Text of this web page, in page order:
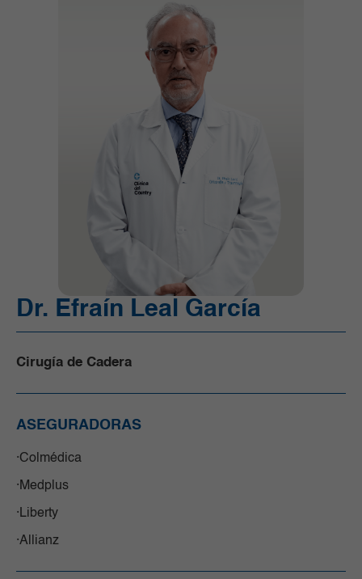
Ortopedia y Traumatología
Radiología e Imágenes Diagnósticas
Servicios Quirúrgicos
Unidad de Cuidado Crítico Especializado
Unidad de Mama y Tumores de Tejidos Blandos
Dr. Efraín Leal García
Cirugía de Cadera
ASEGURADORAS
Colmédica
Medplus
Liberty
Allianz